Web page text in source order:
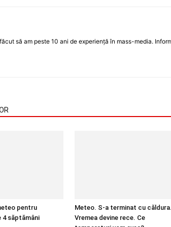
să am peste 10 ani de experiență în mass-media.
pentru
4 săptămâni
Meteo. S-a terminat cu căldura.
Vremea devine rece. Ce